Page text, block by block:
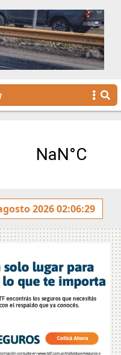
Héroes de Malvinas
2026 02:06:29